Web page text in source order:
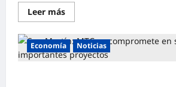
Leer más
Economía Noticias